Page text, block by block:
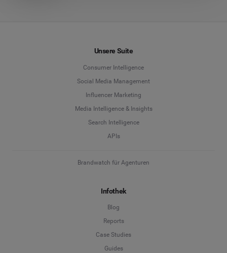
Unsere Suite
Consumer Intelligence
Social Media Management
Influencer Marketing
Media Intelligence & Insights
Search Intelligence
APIs
Brandwatch für Agenturen
Infothek
Blog
Reports
Case Studies
Guides